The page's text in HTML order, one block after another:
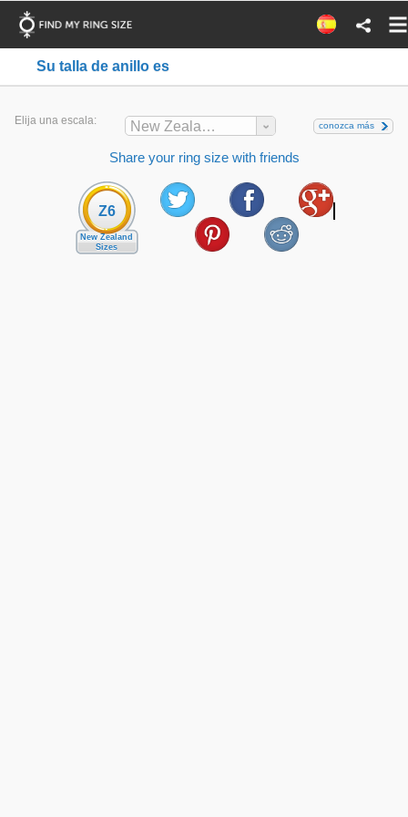
Su talla de anillo es
Elija una escala: New Zealand conozca más
Share your ring size with friends
Z6
New Zealand
Sizes